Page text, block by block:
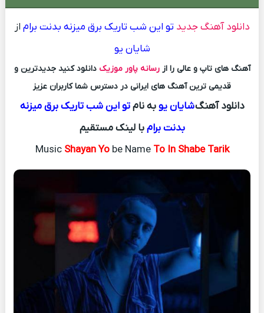
دانلود آهنگ جدید تو این شب تاریک برق میزنه بدنت برام از
شایان یو
آهنگ های تاپ و عالی را ازرسانه پاور موزیک دانلود کنید جدیدترین و
قدیمی ترین آهنگ های ایرانی در دسترس شما کاربران عزیز
دانلود آهنگشایان یوبه نامتو این شب تاریک برق میزنه
بدنت برامبا لینک مستقیم
MusicShayan Yo be NameTo In Shabe Tarik